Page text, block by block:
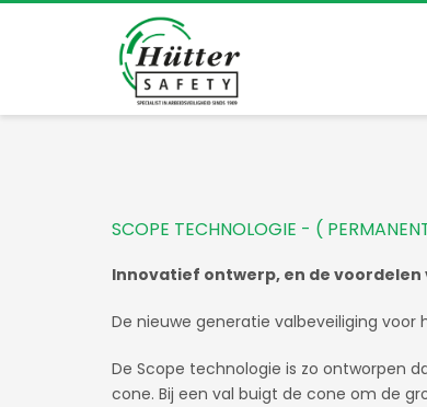
SCOPE TECHNOLOGIE - (
Innovatief ontwerp, en de voordelen
De nieuwe generatie valbeveiliging voor
De Scope technologie is zo ontworpen
cone. Bij een val buigt de cone om de